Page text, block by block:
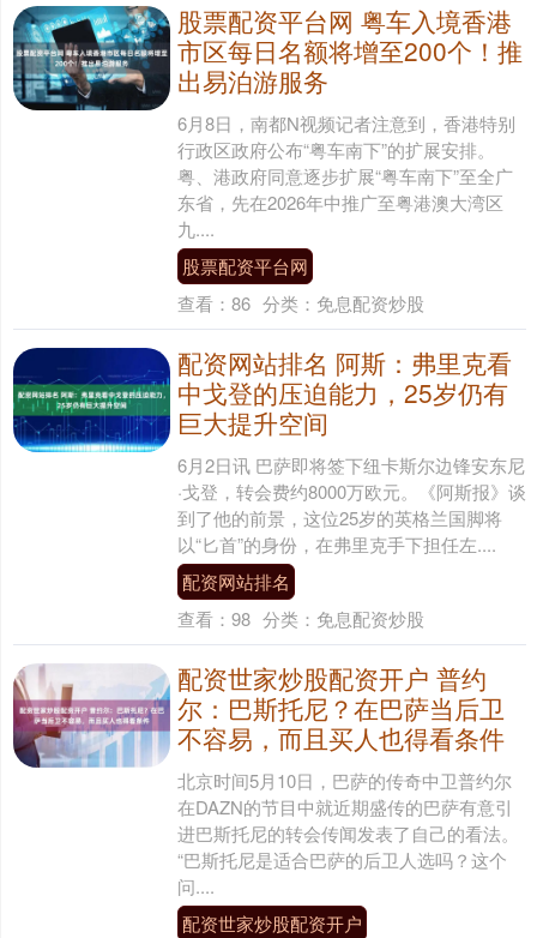
股票配资平台网 粤车入境香港
市区每日名额将增至200个！推
出易泊游服务
6月8日，南都N视频记者注意到，香港特别
行政区政府公布“粤车南下”的扩展安排。
粤、港政府同意逐步扩展“粤车南下”至全广
东省，先在2026年中推广至粤港澳大湾区
九....
股票配资平台网
查看： 86 分类： 免息配资炒股
配资网站排名 阿斯：弗里克看
中戈登的压迫能力，25岁仍有
巨大提升空间
6月2日讯 巴萨即将签下纽卡斯尔边锋安东尼
·戈登，转会费约8000万欧元。《阿斯报》谈
到了他的前景，这位25岁的英格兰国脚将
以“匕首”的身份，在弗里克手下担任左....
配资网站排名
查看： 98 分类： 免息配资炒股
配资世家炒股配资开户 普约
尔：巴斯托尼？在巴萨当后卫
不容易，而且买人也得看条件
北京时间5月10日，巴萨的传奇中卫普约尔
在DAZN的节目中就近期盛传的巴萨有意引
进巴斯托尼的转会传闻发表了自己的看法。
“巴斯托尼是适合巴萨的后卫人选吗？这个
问....
配资世家炒股配资开户